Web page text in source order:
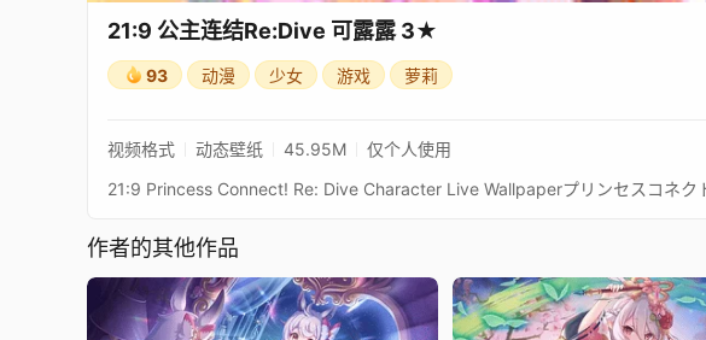
21:9 公主连结Re:Dive 可露露 3★
93 动漫 少女 游戏 萝莉
视频格式 动态壁纸 45.95M 仅个人使用
作者的其他作品